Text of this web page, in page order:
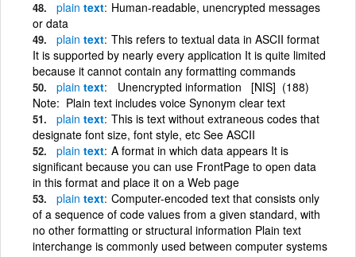
plain text Human-readable, unencrypted messages
or data
plain text This refers to textual data in ASCII format
It is supported by nearly every application It is quite limited
because it cannot contain any formatting commands
plain text
Unencrypted information [NIS] (188)
Note: Plain text includes voice Synonym clear text
plain text This is text without extraneous codes that
designate font size, font style, etc See ASCII
plain text A format in which data appears It is
significant because you can use FrontPage to open data
in this format and place it on a Web page
plain text Computer-encoded text that consists only
of a sequence of code values from a given standard, with
no other formatting or structural information Plain text
interchange is commonly used between computer systems